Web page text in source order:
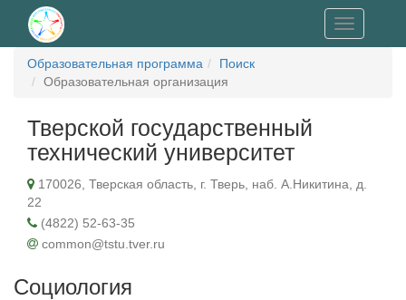
Toggle
navigation
Образовательная программа
Поиск
Образовательная организация
Тверской государственный
технический университет
170026, Тверская область, г. Тверь, наб. А.Никитина, д.
22
(4822) 52-63-35
common@tstu.tver.ru
Социология